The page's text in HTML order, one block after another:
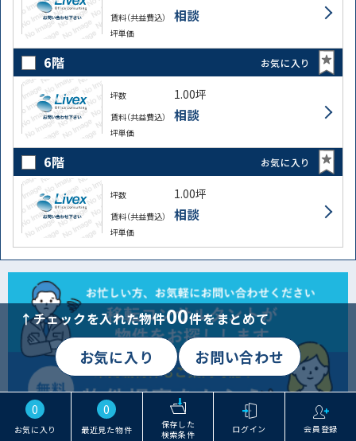
0
お気に入り
0
最近見た物件
保存した
検索条件
ログイン 会員登録
賃料（共益費込） 相談
坪単価
6階 お気に入り
坪数 1.00坪
賃料（共益費込） 相談
坪単価
6階 お気に入り
坪数 1.00坪
賃料（共益費込） 相談
坪単価
↑チェックを入れた物件00件をまとめて
お気に入り お問い合わせ